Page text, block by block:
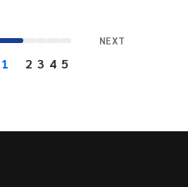
1 2 3 4 5
NEXT